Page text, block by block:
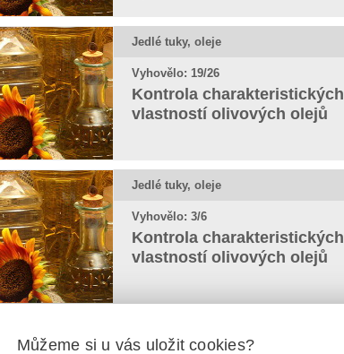
Jedlé tuky, oleje
Vyhovělo: 19/26
Kontrola charakteristických
vlastností olivových olejů
Jedlé tuky, oleje
Vyhovělo: 3/6
Kontrola charakteristických
vlastností olivových olejů
Můžeme si u vás uložit cookies?